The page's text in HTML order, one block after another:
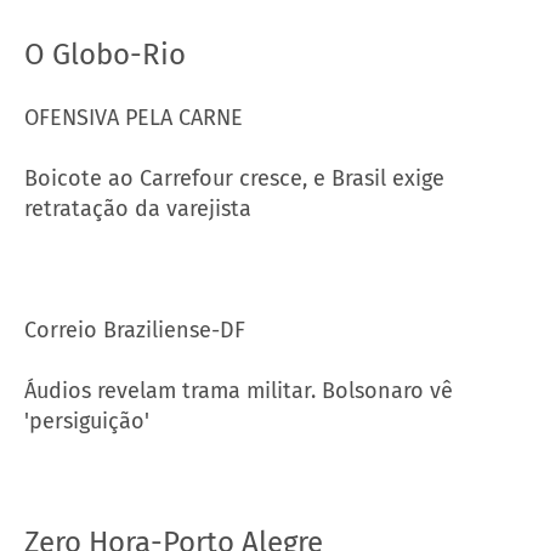
O Globo-Rio
OFENSIVA PELA CARNE
Boicote ao Carrefour cresce, e Brasil exige
retratação da varejista
Correio Braziliense-DF
Áudios revelam trama militar. Bolsonaro vê
'persiguição'
Zero Hora-Porto Alegre